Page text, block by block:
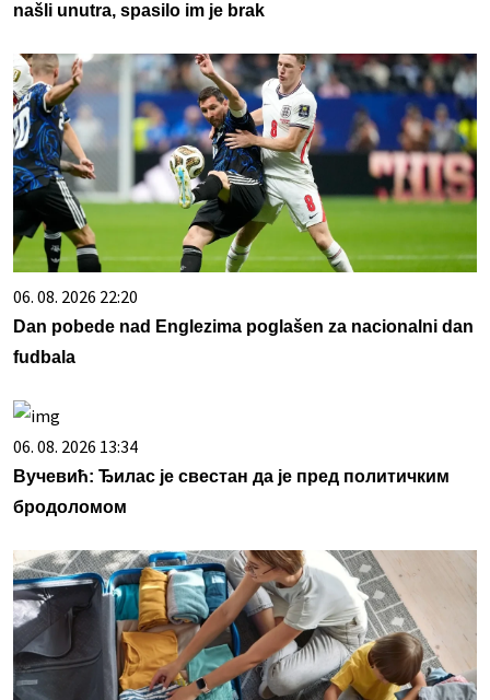
našli unutra, spasilo im je brak
06. 08. 2026 22:20
Dan pobede nad Englezima poglašen za nacionalni dan
fudbala
06. 08. 2026 13:34
Вучевић: Ђилас је свестан да је пред политичким
бродоломом